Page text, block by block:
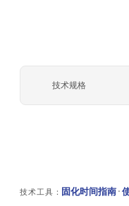
技术规格
技术工具： 固化时间指南·